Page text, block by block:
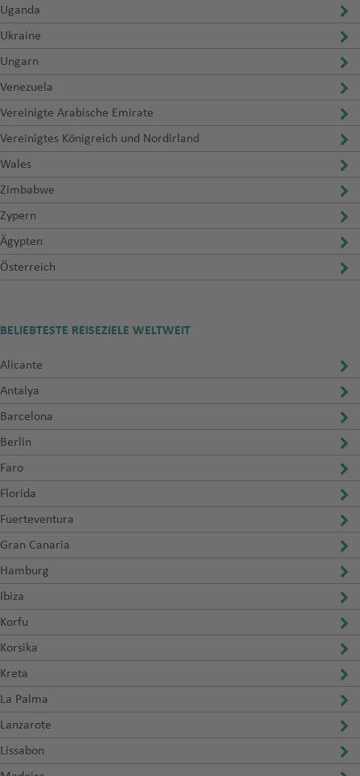
Uganda
Ukraine
Ungarn
Venezuela
Vereinigte Arabische Emirate
Vereinigtes Königreich und Nordirland
Wales
Zimbabwe
Zypern
Ägypten
Österreich
BELIEBTESTE REISEZIELE WELTWEIT
Alicante
Antalya
Barcelona
Berlin
Faro
Florida
Fuerteventura
Gran Canaria
Hamburg
Ibiza
Korfu
Korsika
Kreta
La Palma
Lanzarote
Lissabon